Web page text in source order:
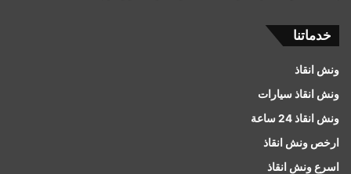
خدماتنا
ونش انقاذ
ونش انقاذ سيارات
ونش انقاذ 24 ساعة
ارخص ونش انقاذ
اسرع ونش انقاذ